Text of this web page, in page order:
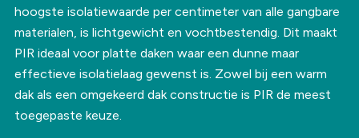
hoogste isolatiewaarde per centimeter van alle gangbare
materialen, is lichtgewicht en vochtbestendig. Dit maakt
PIR ideaal voor platte daken waar een dunne maar
effectieve isolatielaag gewenst is. Zowel bij een warm
dak als een omgekeerd dak constructie is PIR de meest
toegepaste keuze.